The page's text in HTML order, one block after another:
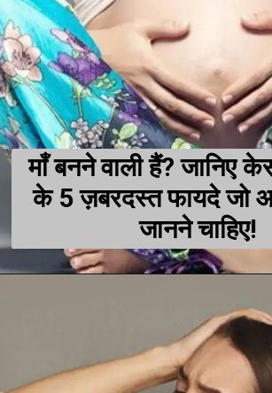
माँ बनने वाली हैं? जानिए
के 5 ज़बरदस्त फायदे जो
जानने चाहिए!